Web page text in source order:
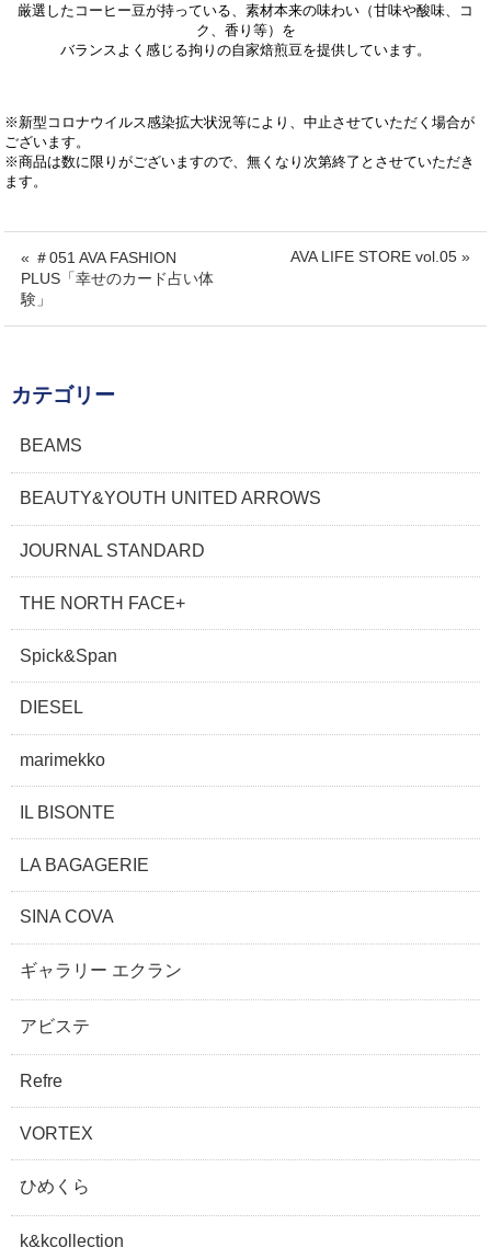
厳選したコーヒー豆が持っている、素材本来の味わい（甘味や酸味、コ
ク、香り等）を
バランスよく感じる拘りの自家焙煎豆を提供しています。
※新型コロナウイルス感染拡大状況等により、中止させていただく場合が
ございます。
※商品は数に限りがございますので、無くなり次第終了とさせていただき
ます。
« ＃051 AVA FASHION
PLUS「幸せのカード占い体
験」
AVA LIFE STORE vol.05 »
カテゴリー
BEAMS
BEAUTY&YOUTH UNITED ARROWS
JOURNAL STANDARD
THE NORTH FACE+
Spick&Span
DIESEL
marimekko
IL BISONTE
LA BAGAGERIE
SINA COVA
ギャラリー エクラン
アビステ
Refre
VORTEX
ひめくら
k&kcollection